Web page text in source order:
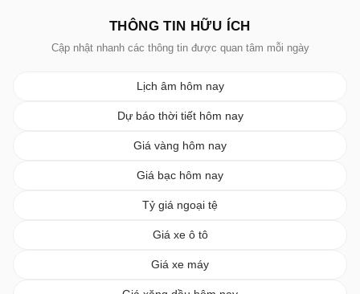
THÔNG TIN HỮU ÍCH
Cập nhật nhanh các thông tin được quan tâm mỗi ngày
Lịch âm hôm nay
Dự báo thời tiết hôm nay
Giá vàng hôm nay
Giá bạc hôm nay
Tỷ giá ngoại tệ
Giá xe ô tô
Giá xe máy